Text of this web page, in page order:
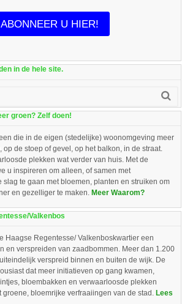
ABONNEER U HIER!
in de hele site.
groen? Zelf doen!
die in de eigen (stedelijke) woonomgeving meer
op de stoep of gevel, op het balkon, in de straat.
plekken wat verder van huis. Met de
u inspireren om alleen, of samen met
slag te gaan met bloemen, planten en struiken om
en gezelliger te maken. Meer Waarom?
Valkenbos
Haagse Regentesse/ Valkenboskwartier een
en verspreiden van zaadbommen. Meer dan 1.200
verspreid binnen en buiten de wijk. De
dat meer initiatieven op gang kwamen,
bloembakken en verwaarloosde plekken
groene, bloemrijke verfraaiingen van de stad. Lees